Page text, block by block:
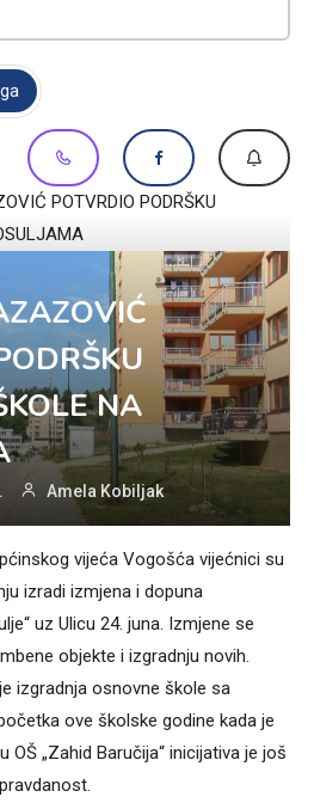
POTVRDIO PODRŠKU
NA
Amela Kobiljak
vijeća Vogošća vijećnici su
izradi izmjena i dopuna
uz Ulicu 24. juna. Izmjene se
objekte i izgradnju novih.
izgradnja osnovne škole sa
ove školske godine kada je
„Zahid Baručija“ inicijativa je još